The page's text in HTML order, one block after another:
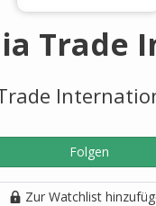
Folgen
Zur Watchlist